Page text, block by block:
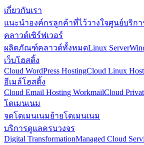
เกี่ยวกับเรา
แนะนำองค์กรลูกค้าที่ไว้วางใจศูนย์บริกา
คลาวด์เซิร์ฟเวอร์
ผลิตภัณฑ์คลาวด์ทั้งหมดLinux Server
เว็บโฮสติ้ง
Cloud WordPress HostingCloud Linux
อีเมล์โฮสติ้ง
Cloud Email Hosting WorkmailCloud
โดเมนเนม
จดโดเมนเนมย้ายโดเมนเนม
บริการดูแลครบวงจร
Digital TransformationManaged Cloud